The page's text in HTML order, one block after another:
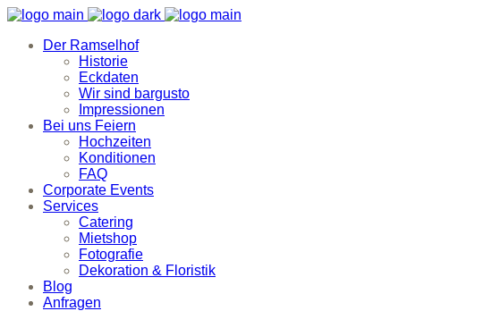
Der Ramselhof
Historie
Eckdaten
Wir sind bargusto
Impressionen
Bei uns Feiern
Hochzeiten
Konditionen
FAQ
Corporate Events
Services
Catering
Mietshop
Fotografie
Dekoration & Floristik
Blog
Anfragen